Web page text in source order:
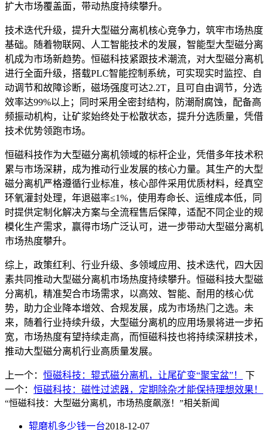
扩大市场覆盖面，带动热度持续攀升。
技术迭代升级，提升大型磁分离机核心竞争力，筑牢市场热度
基础。随着物联网、人工智能技术的发展，智能型大型磁分离
机成为市场新趋势。恒磁科技紧跟技术潮流，对大型磁分离机
进行全面升级，搭载PLC智能控制系统，可实现实时监控、自
动调节和故障诊断，磁场强度可达2.2T，且可自由调节，分选
效率达99%以上；同时采用全密封结构，防潮耐腐蚀，配备高
频振动机构，让矿浆始终处于松散状态，提升分选质量，凭借
技术优势领跑市场。
恒磁科技作为大型磁分离机领域的标杆企业，凭借多年技术积
累与市场深耕，成为推动行业发展的核心力量。其生产的大型
磁分离机严格遵循行业标准，核心部件采用优质材料，经真空
环氧灌封处理，年退磁率≤1%，使用寿命长、运维成本低，同
时提供定制化解决方案与全流程售后保障，适配不同企业的规
模化生产需求，赢得市场广泛认可，进一步带动大型磁分离机
市场热度攀升。
综上，政策红利、行业升级、多领域应用、技术迭代，四大因
素共同推动大型磁分离机市场热度持续攀升。恒磁科技大型磁
分离机，精准契合市场需求，以高效、智能、耐用的核心优
势，助力企业降本增效、合规发展，成为市场热门之选。未
来，随着行业持续升级，大型磁分离机的应用场景将进一步拓
宽，市场热度有望持续走高，而恒磁科技也将持续深耕技术，
推动大型磁分离机行业高质量发展。
上一个： 恒磁科技：辊式磁分离机，让尾矿变“聚宝盆”！
下
一个： 恒磁科技：磁性过滤器，定期除杂才能保持理想效果！
“恒磁科技：大型磁分离机，市场热度飙涨！”相关新闻
辊磨机多少钱一台2018-12-07